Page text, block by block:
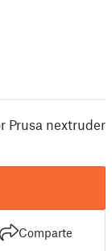
Prusa nextruder
Comparte